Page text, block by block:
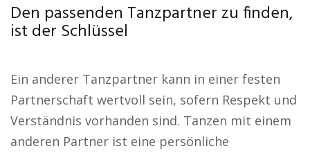
Den passenden Tanzpartner zu finden,
ist der Schlüssel
Ein anderer Tanzpartner kann in einer festen
Partnerschaft wertvoll sein, sofern Respekt und
Verständnis vorhanden sind. Tanzen mit einem
anderen Partner ist eine persönliche